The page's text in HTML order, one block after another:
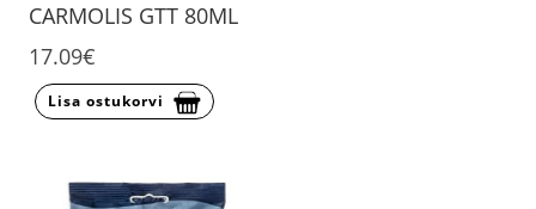
CARMOLIS GTT 80ML
17.09€
Lisa ostukorvi